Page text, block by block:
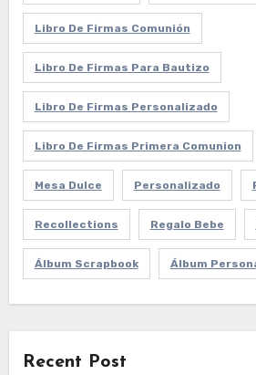
Libro De Firmas Comunión
Libro De Firmas Para Bautizo
Libro De Firmas Personalizado
Libro De Firmas Primera Comunion
Mesa Dulce Personalizado
Recollections Regalo Bebe
Álbum Scrapbook Álbum
Recent Post